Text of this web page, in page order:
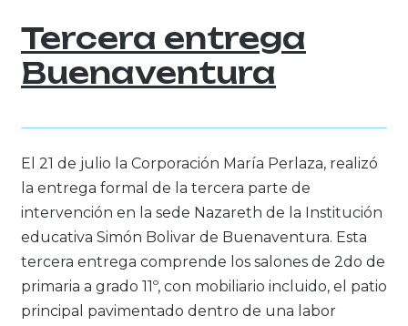
Tercera entrega
Buenaventura
El 21 de julio la Corporación María Perlaza, realizó
la entrega formal de la tercera parte de
intervención en la sede Nazareth de la Institución
educativa Simón Bolivar de Buenaventura. Esta
tercera entrega comprende los salones de 2do de
primaria a grado 11º, con mobiliario incluido, el patio
principal pavimentado dentro de una labor